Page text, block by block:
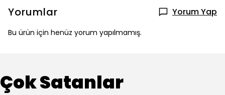
Yorumlar Yorum Yap
Bu ürün için henüz yorum yapılmamış.
Çok Satanlar